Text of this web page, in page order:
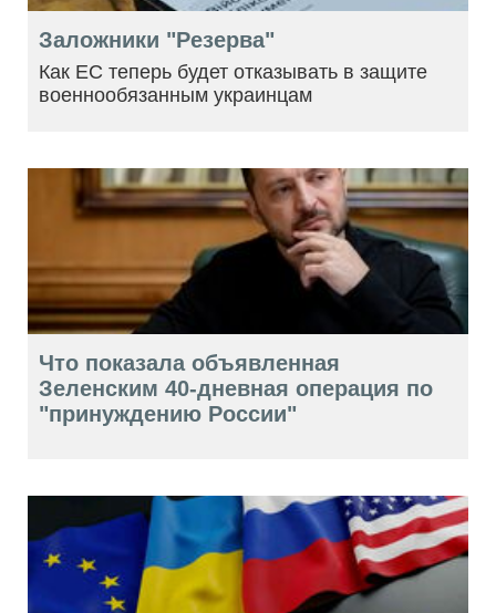
Заложники "Резерва"
Как ЕС теперь будет отказывать в защите
военнообязанным украинцам
Что показала объявленная
Зеленским 40-дневная операция по
"принуждению России"